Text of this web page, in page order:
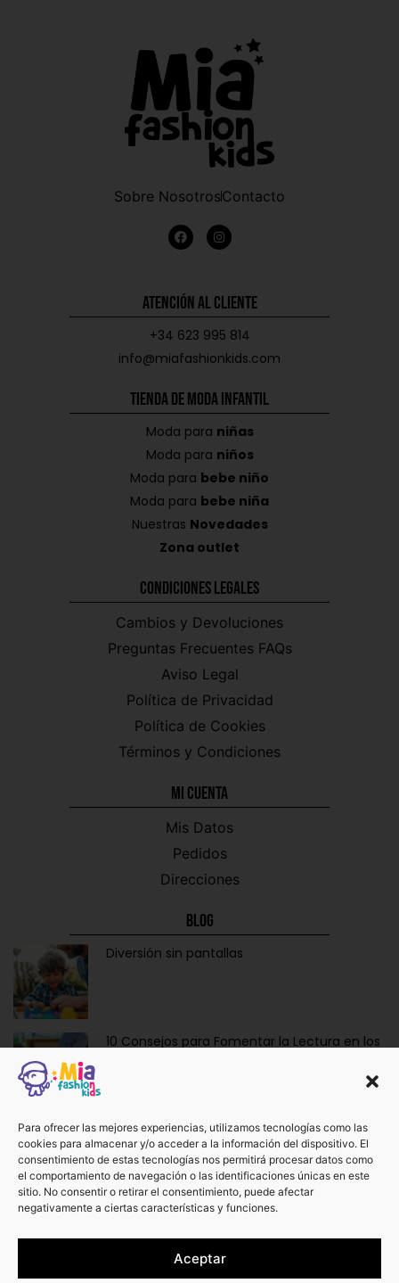
Para ofrecer las mejores experiencias, utilizamos tecnologías como las
cookies para almacenar y/o acceder a la información del dispositivo. El
consentimiento de estas tecnologías nos permitirá procesar datos como
el comportamiento de navegación o las identificaciones únicas en este
sitio. No consentir o retirar el consentimiento, puede afectar
negativamente a ciertas características y funciones.
Aceptar
Sobre NosotrosContacto
Atención al Cliente
+34 623 995 814
info@miafashionkids.com
Tienda de Moda Infantil
Moda para niñas
Moda para niños
Moda para bebe niño
Moda para bebe niña
Nuestras Novedades
Zona outlet
Condiciones Legales
Cambios y Devoluciones
Preguntas Frecuentes FAQs
Aviso Legal
Política de Privacidad
Política de Cookies
Términos y Condiciones
Mi CUENTA
Mis Datos
Pedidos
Direcciones
Blog
Diversión sin pantallas
10 Consejos para Fomentar la Lectura en los
Ropa y Accesorios para Bebés Recién
Nacidos: La Dulzura de Vestir a los Más
Pequeños.
¡No te pierdas otros artículos!
Ver más